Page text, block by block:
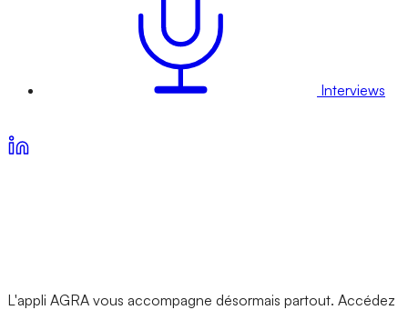
Interviews
L'appli AGRA vous accompagne désormais partout. Accédez